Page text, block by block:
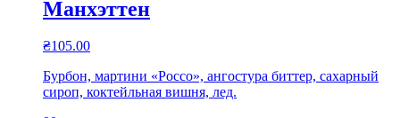
Манхэттен
₴105.00
Бурбон, мартини «Россо», ангостура биттер, сахарный
сироп, коктейльная вишня, лед.